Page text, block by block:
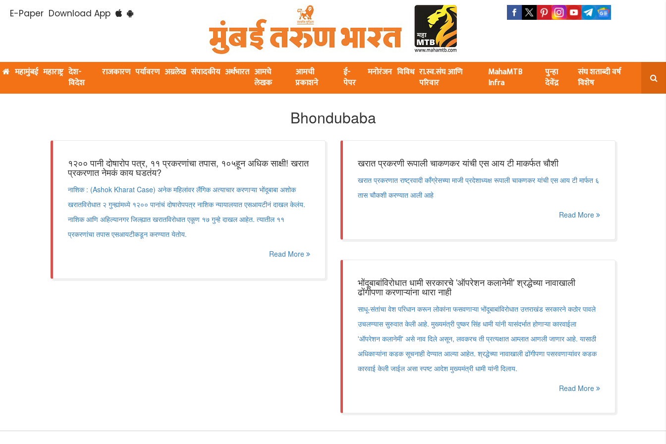
E-Paper Download App
महामुंबई महाराष्ट्र देश-
विदेश
राजकारण पर्यावरण अग्रलेख संपादकीय अर्थभारत आमचे
लेखक
आमची
प्रकाशने
ई-
पेपर
मनोरंजन विविध रा.स्व.संघ आणि
परिवार
MahaMTB
Infra
पुन्हा
देवेंद्र
संघ शताब्दी वर्ष
विशेष
Bhondubaba
१२०० पानी दोषारोप पत्र, ११ प्रकरणांचा तपास, १०५हून अधिक साक्षी! खरात
प्रकरणात नेमकं काय घडतंय?
नाशिक : (Ashok Kharat Case) अनेक महिलांवर लैंगिक अत्याचार करणाऱ्या भोंदूबाबा अशोक
खरातविरोधात २ गुन्ह्यांमध्ये १२०० पानांचं दोषारोपपत्र नाशिक न्यायालयात एसआयटीनं दाखल केलंय.
नाशिक आणि अहिल्यानगर जिल्ह्यात खरातविरोधात एकूण १७ गुन्हे दाखल आहेत. त्यातील ११
प्रकरणांचा तपास एसआयटीकडून करण्यात येतोय.
Read More
खरात प्रकरणी रूपाली चाकणकर यांची एस आय टी माकर्फत चौशी
खरात प्रकरणात राष्ट्रवादी काँग्रेसच्या माजी प्रदेशाध्यक्ष रूपाली चाकणकर यांची एस आय टी मार्फत ६
तास चौकशी करण्यात आली आहे
Read More
भोंदूबाबांविरोधात धामी सरकारचे 'ऑपरेशन कलानेमी' श्रद्धेच्या नावाखाली
ढोंगीपणा करणाऱ्यांना थारा नाही
साधू-संतांचा वेश परिधान करून लोकांना फसवणाऱ्या भोंदूबाबांविरोधात उत्तराखंड सरकारने कठोर पावले
उचलण्यास सुरुवात केली आहे. मुख्यमंत्री पुष्कर सिंह धामी यांनी यासंदर्भात होणाऱ्या कारवाईला
'ऑपरेशन कलानेमी' असे नाव दिले असून, लवकरच ती प्रत्यक्षात आम्लात आणली जाणार आहे. यासाठी
अधिकाऱ्यांना कडक सूचनाही देण्यात आल्या आहेत. श्रद्धेच्या नावाखाली ढोंगीपणा पसरवणाऱ्यांवर कडक
कारवाई केली जाईल असा स्पष्ट आदेश मुख्यमंत्री धामी यांनी दिलाय.
Read More